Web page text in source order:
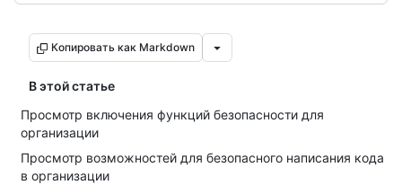
Копировать как Markdown
В этой статье
Просмотр включения функций безопасности для
организации
Просмотр возможностей для безопасного написания кода
в организации